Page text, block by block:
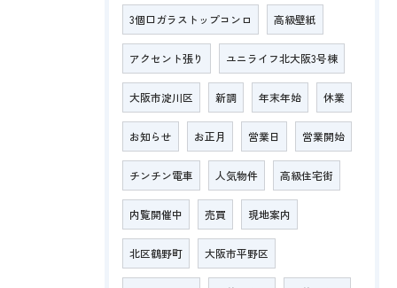
3個口ガラストップコンロ 高級壁紙
アクセント張り ユニライフ北大阪3号棟
大阪市淀川区 新調 年末年始 休業
お知らせ お正月 営業日 営業開始
チンチン電車 人気物件 高級住宅街
内覧開催中 売買 現地案内
北区鶴野町 大阪市平野区